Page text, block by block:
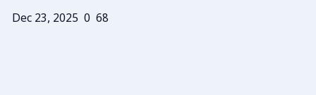
Dec 23, 2025 0 68